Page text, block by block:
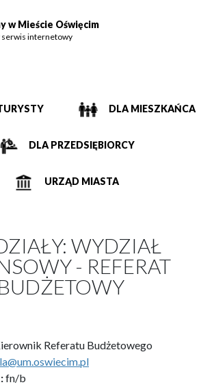
w Mieście Oświęcim
serwis internetowy
DLA MIESZKAŃCA
DLA PRZEDSIĘBIORCY
URZĄD MIASTA
WYDZIAŁ
- REFERAT
Referatu Budżetowego
fn/b